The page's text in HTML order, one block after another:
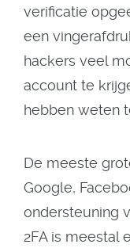
verificatie
een
hackers veel
account te
hebben weten
De meeste
Google,
ondersteuning
2FA is meestal